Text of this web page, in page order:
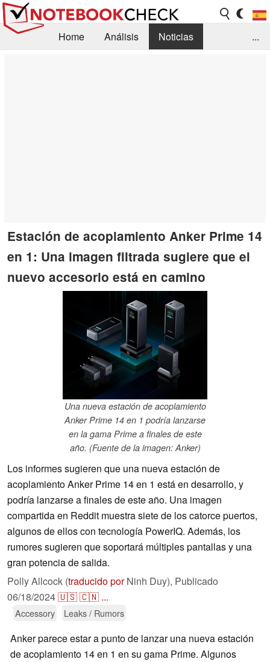
Home Análisis
Noticias
...
Estación de acoplamiento Anker Prime 14
en 1: Una imagen filtrada sugiere que el
nuevo accesorio está en camino
Una nueva estación de acoplamiento
Anker Prime 14 en 1 podría lanzarse
en la gama Prime a finales de este
año. (Fuente de la imagen: Anker)
Los informes sugieren que una nueva estación de
acoplamiento Anker Prime 14 en 1 está en desarrollo, y
podría lanzarse a finales de este año. Una imagen
compartida en Reddit muestra siete de los catorce puertos,
algunos de ellos con tecnología PowerIQ. Además, los
rumores sugieren que soportará múltiples pantallas y una
gran potencia de salida.
Polly Allcock (traducido porNinh Duy), Publicado
06/18/2024🇺🇸🇨🇳 ...
Accessory Leaks / Rumors
Anker parece estar a punto de lanzar una nueva estación
de acoplamiento 14 en 1 en su gama Prime. Algunos